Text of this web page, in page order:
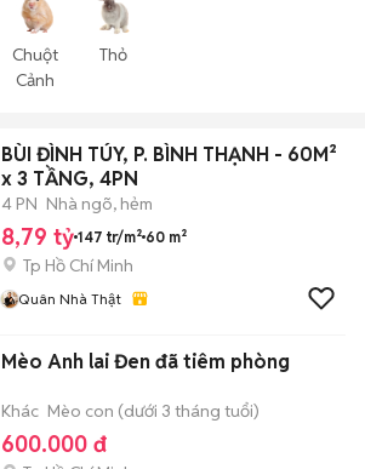
Chuột
Cảnh
Thỏ
BÙI ĐÌNH TÚY, P. BÌNH THẠNH - 60M²
x 3 TẦNG, 4PN
4 PN Nhà ngõ, hẻm
8,79 tỷ 147 tr/m² 60 m²
Tp Hồ Chí Minh
Quân Nhà Thật
Mèo Anh lai Đen đã tiêm phòng
Khác Mèo con (dưới 3 tháng tuổi)
600.000 đ